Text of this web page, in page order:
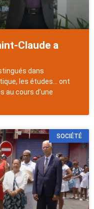
Claude a
dans
les études… ont
au cours d’une
SOCIÉTÉ